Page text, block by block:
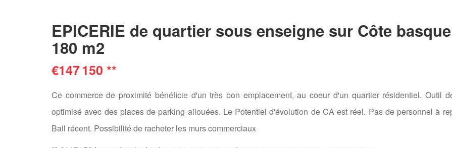
EPICERIE de quartier sous enseigne sur Côte basque
180 m2
€147 150 **
Ce commerce de proximité bénéficie d'un très bon emplacement, au coeur d'un quartier résidentiel. Outil
optimisé avec des places de parking allouées. Le Potentiel d'évolution de CA est réel. Pas de personnel à
Bail récent. Possibilité de racheter les murs commerciaux